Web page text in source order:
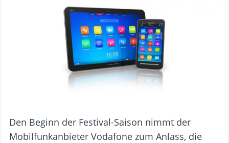
Den Beginn der Festival-Saison nimmt der
Mobilfunkanbieter Vodafone zum Anlass, die